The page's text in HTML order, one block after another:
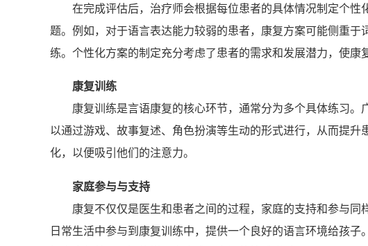
在完成评估后，治疗师会根据每位患者的具体情况制定个
题。例如，对于语言表达能力较弱的患者，康复方案可能侧重
练。个性化方案的制定充分考虑了患者的需求和发展潜力，使康
康复训练
康复训练是言语康复的核心环节，通常分为多个具体练习
以通过游戏、故事复述、角色扮演等生动的形式进行，从而提
化，以便吸引他们的注意力。
家庭参与与支持
康复不仅仅是医生和患者之间的过程，家庭的支持和参与
日常生活中参与到康复训练中，提供一个良好的语言环境给孩